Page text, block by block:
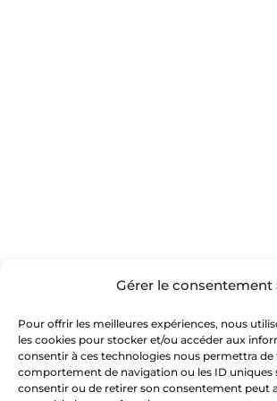
Gérer le consentement
Pour offrir les meilleures expériences, nous
les cookies pour stocker et/ou accéder aux
consentir à ces technologies nous permettra de
comportement de navigation ou les ID uniques
consentir ou de retirer son consentement peut